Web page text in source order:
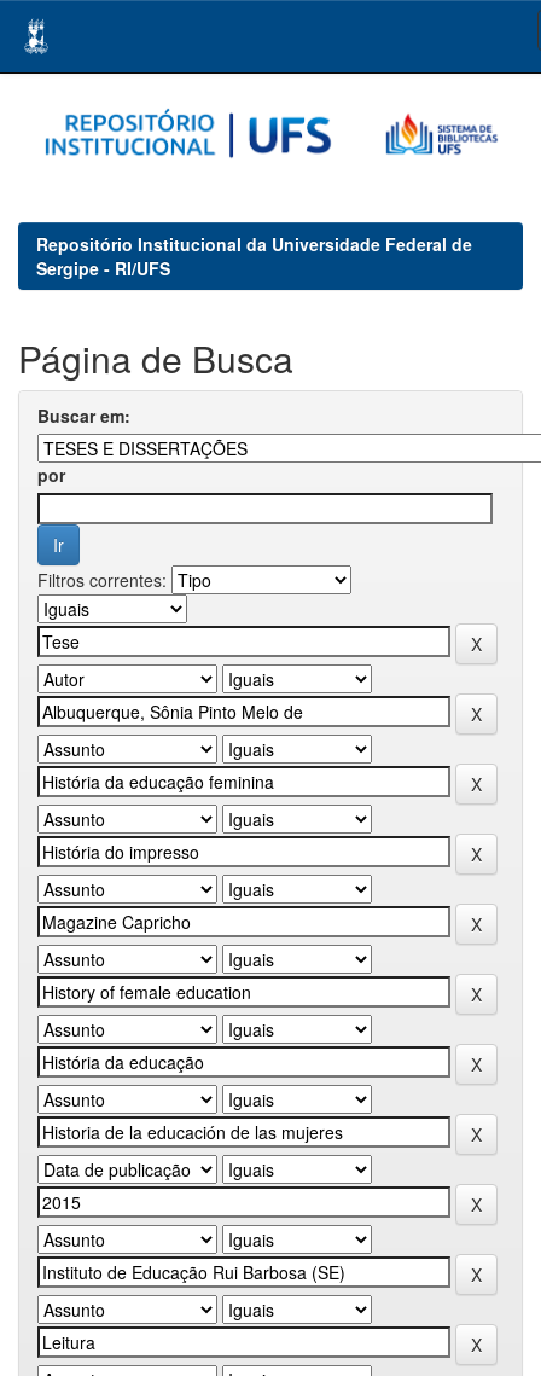
navigation
Repositório Institucional da Universidade Federal de
Sergipe - RI/UFS
Página de Busca
Buscar em:
por
Filtros correntes: